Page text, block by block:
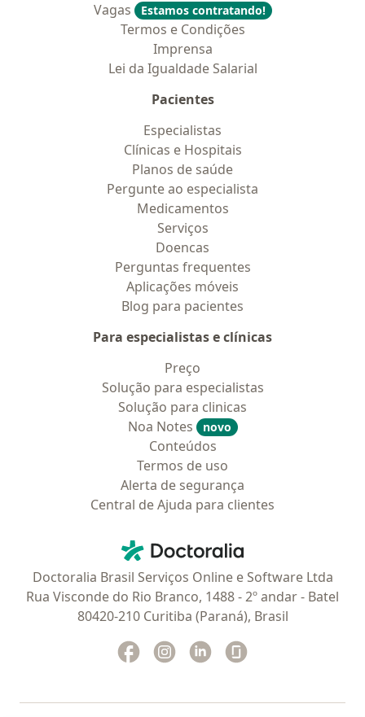
Vagas
Estamos contratando!
Termos e Condições
Imprensa
Lei da Igualdade Salarial
Pacientes
Especialistas
Clínicas e Hospitais
Planos de saúde
Pergunte ao especialista
Medicamentos
Serviços
Doencas
Perguntas frequentes
Aplicações móveis
Blog para pacientes
Para especialistas e clínicas
Preço
Solução para especialistas
Solução para clinicas
Noa Notes
novo
Conteúdos
Termos de uso
Alerta de segurança
Central de Ajuda para clientes
Doctoralia - Homepage
Doctoralia Brasil Serviços Online e Software Ltda
Rua Visconde do Rio Branco, 1488 - 2º andar - Batel
80420-210 Curitiba (Paraná), Brasil
Facebook
abre num novo separador
Instagram
abre num novo separador
Linkedin
abre num novo